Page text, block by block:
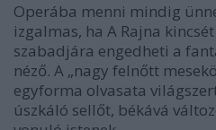
Operába menni mindig
izgalmas, ha A Rajna
szabadjára engedheti a
néző. A „nagy felnőtt
egyforma olvasata
úszkáló sellőt, békává